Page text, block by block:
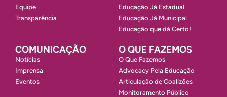
Equipe
Transparência
Educação Já Estadual
Educação Já Municipal
Educação que dá Certo!
COMUNICAÇÃO
Notícias
Imprensa
Eventos
O QUE FAZEMOS
O Que Fazemos
Advocacy Pela Educação
Articulação de Coalizões
Monitoramento Público